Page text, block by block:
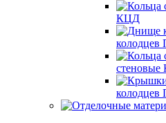
КЦД
колодцев
стеновые
колодцев